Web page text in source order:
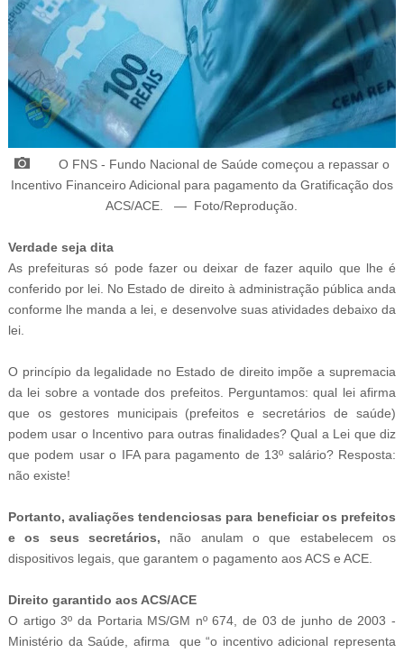
O FNS - Fundo Nacional de Saúde começou a repassar o
Incentivo Financeiro Adicional para pagamento da Gratificação dos
ACS/ACE.
— Foto/Reprodução
Verdade seja dita
As prefeituras só pode fazer ou deixar de fazer aquilo que lhe é
conferido por lei. No Estado de direito à administração pública anda
conforme lhe manda a lei, e desenvolve suas atividades debaixo da
lei.
O princípio da legalidade no Estado de direito impõe a supremacia
da lei sobre a vontade dos prefeitos. Perguntamos: qual lei afirma
que os gestores municipais (prefeitos e secretários de saúde)
podem usar o Incentivo para outras finalidades? Qual a Lei que diz
que podem usar o IFA para pagamento de 13º salário? Resposta:
não existe!
Portanto, avaliações tendenciosas para beneficiar os prefeitos
e os seus secretários, não anulam o que estabelecem os
dispositivos legais, que garantem o pagamento aos ACS e ACE.
Direito garantido aos ACS/ACE
O artigo 3º da Portaria MS/GM nº 674,de 03 de junho de 2003 -
Ministério da Saúde, afirma que “o incentivo adicional representa